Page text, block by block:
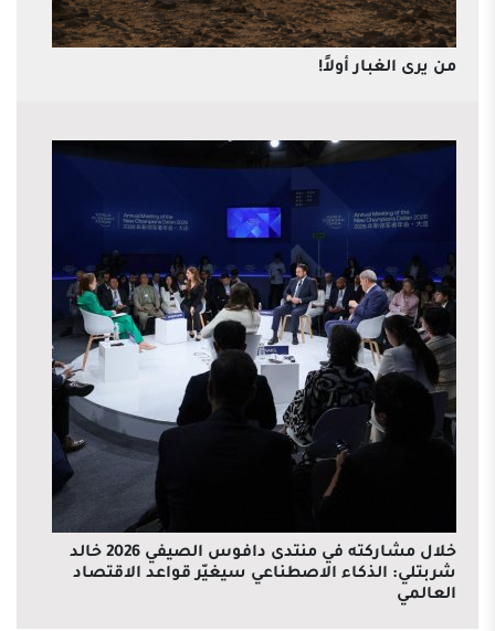
من يرى الغبار أولاً!
خلال مشاركته في منتدى دافوس الصيفي 2026 خالد
شربتلي: الذكاء الاصطناعي سيغيّر قواعد الاقتصاد
العالمي